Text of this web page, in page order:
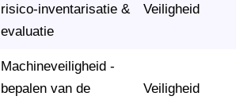
risico-inventarisatie &
evaluatie
Veiligheid
Machineveiligheid -
bepalen van de
Veiligheid